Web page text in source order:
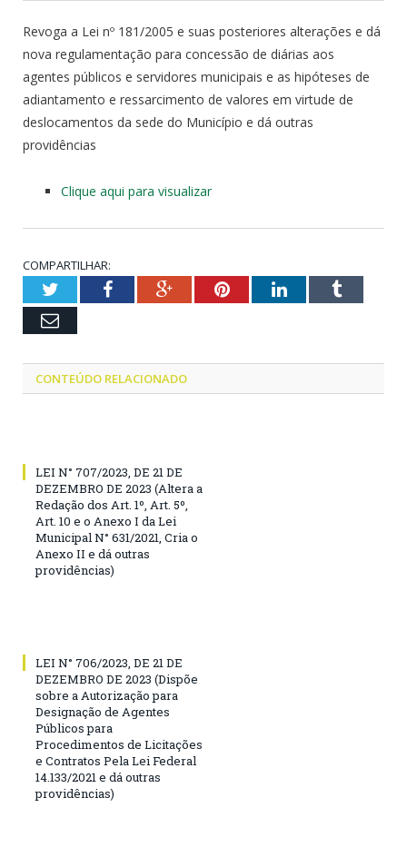
Revoga a Lei nº 181/2005 e suas posteriores alterações e dá
nova regulamentação para concessão de diárias aos
agentes públicos e servidores municipais e as hipóteses de
adiantamento e ressarcimento de valores em virtude de
deslocamentos da sede do Município e dá outras
providências
Clique aqui para visualizar
COMPARTILHAR:
TwitterFacebookGoogle+PinterestLinkedInTumblr
Email
CONTEÚDO RELACIONADO
LEI N° 707/2023, DE 21 DE
DEZEMBRO DE 2023 (Altera a
Redação dos Art. 1º, Art. 5º,
Art. 10 e o Anexo I da Lei
Municipal N° 631/2021, Cria o
Anexo II e dá outras
providências)
LEI N° 706/2023, DE 21 DE
DEZEMBRO DE 2023 (Dispõe
sobre a Autorização para
Designação de Agentes
Públicos para
Procedimentos de Licitações
e Contratos Pela Lei Federal
14.133/2021 e dá outras
providências)